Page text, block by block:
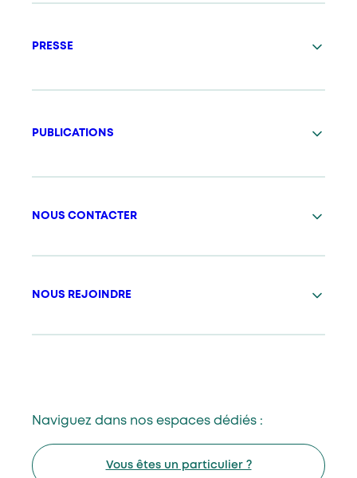
PRESSE
PUBLICATIONS
NOUS CONTACTER
NOUS REJOINDRE
Naviguez dans nos espaces dédiés :
Vous êtes un particulier ?